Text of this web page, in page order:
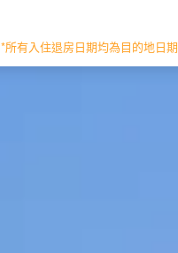
*所有入住退房日期均為目的地日期